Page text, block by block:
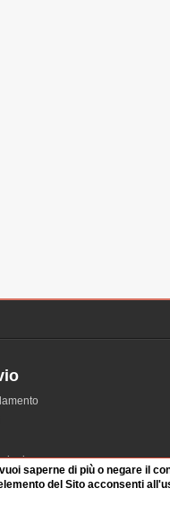
saperne di più o negare il
del Sito acconsenti